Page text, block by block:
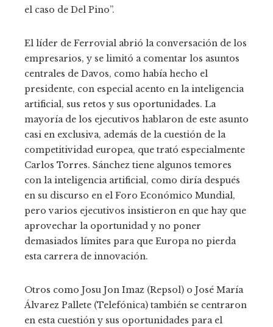
el caso de Del Pino”.
El líder de Ferrovial abrió la conversación de los
empresarios, y se limitó a comentar los asuntos
centrales de Davos, como había hecho el
presidente, con especial acento en la inteligencia
artificial, sus retos y sus oportunidades. La
mayoría de los ejecutivos hablaron de este asunto
casi en exclusiva, además de la cuestión de la
competitividad europea, que trató especialmente
Carlos Torres. Sánchez tiene algunos temores
con la inteligencia artificial, como diría después
en su discurso en el Foro Económico Mundial,
pero varios ejecutivos insistieron en que hay que
aprovechar la oportunidad y no poner
demasiados límites para que Europa no pierda
esta carrera de innovación.
Otros como Josu Jon Imaz (Repsol) o José María
Álvarez Pallete (Telefónica) también se centraron
en esta cuestión y sus oportunidades para el